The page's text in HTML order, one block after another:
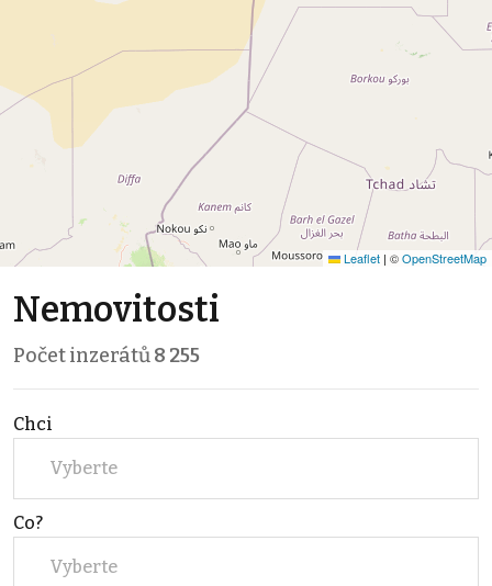
Leaflet | ©OpenStreetMap
Nemovitosti
Počet inzerátů8 255
Chci
Vyberte
Co?
Vyberte